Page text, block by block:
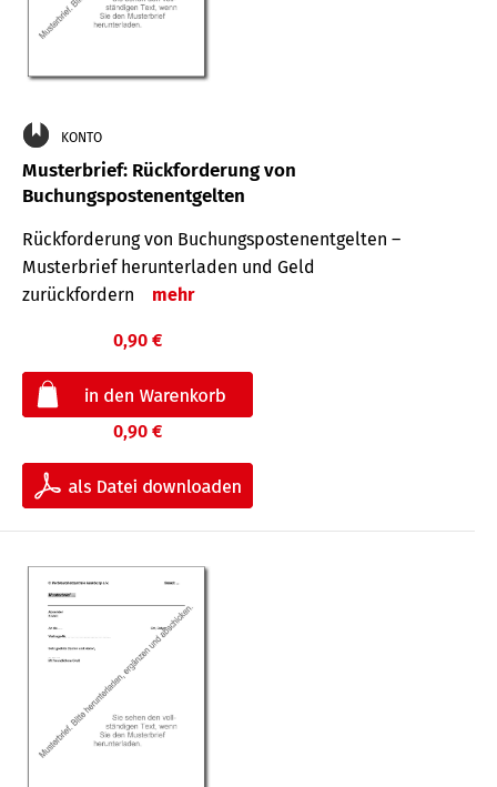
KONTO
Musterbrief: Rückforderung von
Buchungspostenentgelten
Rückforderung von Buchungspostenentgelten –
Musterbrief herunterladen und Geld
zurückfordern
mehr
0,90 €
0,90 €